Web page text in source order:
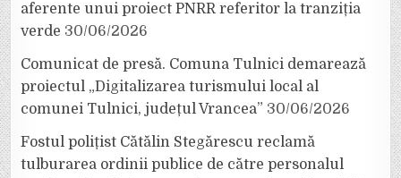
aferente unui proiect PNRR referitor la tranziția
verde 30/06/2026
Comunicat de presă. Comuna Tulnici demarează
proiectul „Digitalizarea turismului local al
comunei Tulnici, județul Vrancea” 30/06/2026
Fostul polițist Cătălin Stegărescu reclamă
tulburarea ordinii publice de către personalul